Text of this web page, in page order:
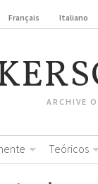
Français Italiano
ARCHIVE
Teóricos